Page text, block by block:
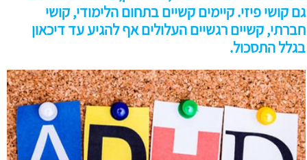
גם קושי פיזי. קיימים קשיים בתחום הלימודי, קושי
חברתי, קשיים רגשיים העלולים אף להגיע עד דיכאון
בגלל התסכול.